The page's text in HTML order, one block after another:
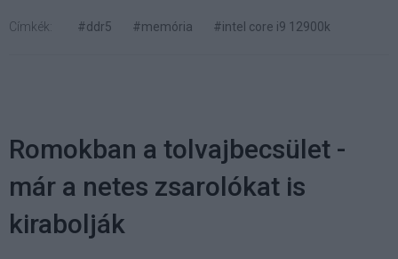
Címkék: #ddr5 #memória #intel core i9 12900k
Romokban a tolvajbecsület -
már a netes zsarolókat is
kirabolják